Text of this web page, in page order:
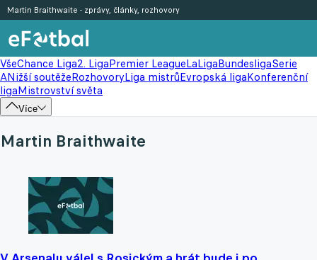
VšeChance Liga2. LigaPremier LeagueLaLigaBundesligaSerie
ANižší soutěžeRozhovoryLiga mistrůEvropská ligaKonferenční
ligaMistrovství světa
Více
Martin Braithwaite - zprávy, články, rozhovory
Martin Braithwaite